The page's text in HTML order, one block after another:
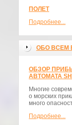
ПОЛЕТ
Подробнее...
ОБО ВСЕМ
ОБЗОР
АВТОМАТА
Многие
о морских
много
Подробнее...